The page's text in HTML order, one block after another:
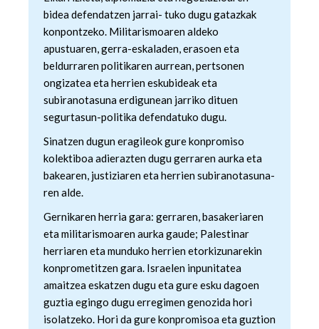
bidea defendatzen jarrai- tuko dugu gatazkak
konpontzeko. Militarismoaren aldeko
apustuaren, gerra-eskaladen, erasoen eta
beldurraren politikaren aurrean, pertsonen
ongizatea eta herrien eskubideak eta
subiranotasuna erdigunean jarriko dituen
segurtasun-politika defendatuko dugu.
Sinatzen dugun eragileok gure konpromiso
kolektiboa adierazten dugu gerraren aurka eta
bakearen, justiziaren eta herrien subiranotasuna-
ren alde.
Gernikaren herria gara: gerraren, basakeriaren
eta militarismoaren aurka gaude; Palestinar
herriaren eta munduko herrien etorkizunarekin
konprometitzen gara. Israelen inpunitatea
amaitzea eskatzen dugu eta gure esku dagoen
guztia egingo dugu erregimen genozida hori
isolatzeko. Hori da gure konpromisoa eta guztion